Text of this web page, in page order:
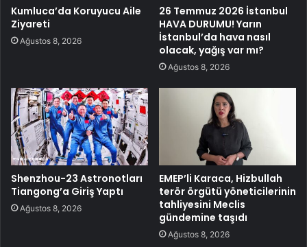
Kumluca’da Koruyucu Aile
Ziyareti
Ağustos 8, 2026
26 Temmuz 2026 İstanbul
HAVA DURUMU! Yarın
İstanbul’da hava nasıl
olacak, yağış var mı?
Ağustos 8, 2026
Shenzhou-23 Astronotları
Tiangong’a Giriş Yaptı
Ağustos 8, 2026
EMEP’li Karaca, Hizbullah
terör örgütü yöneticilerinin
tahliyesini Meclis
gündemine taşıdı
Ağustos 8, 2026